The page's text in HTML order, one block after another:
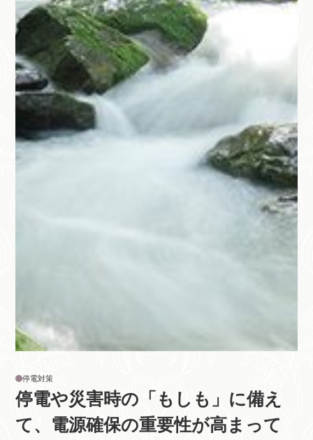
停電や災害時の「もしも」に備え
て、電源確保の重要性が高まって
停電対策